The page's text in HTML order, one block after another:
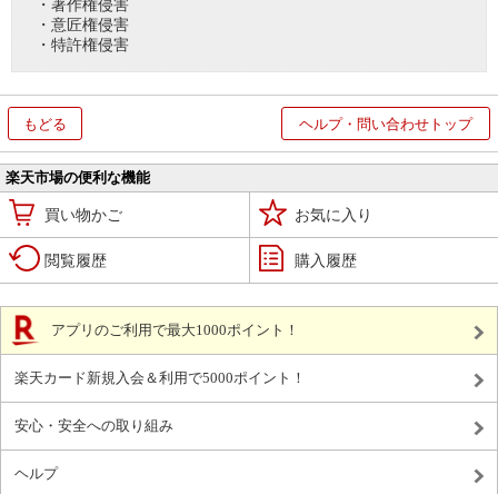
・著作権侵害
・意匠権侵害
・特許権侵害
もどる ヘルプ・問い合わせトップ
楽天市場の便利な機能
買い物かご お気に入り
閲覧履歴 購入履歴
アプリのご利用で最大1000ポイント！
楽天カード新規入会＆利用で5000ポイント！
安心・安全への取り組み
ヘルプ